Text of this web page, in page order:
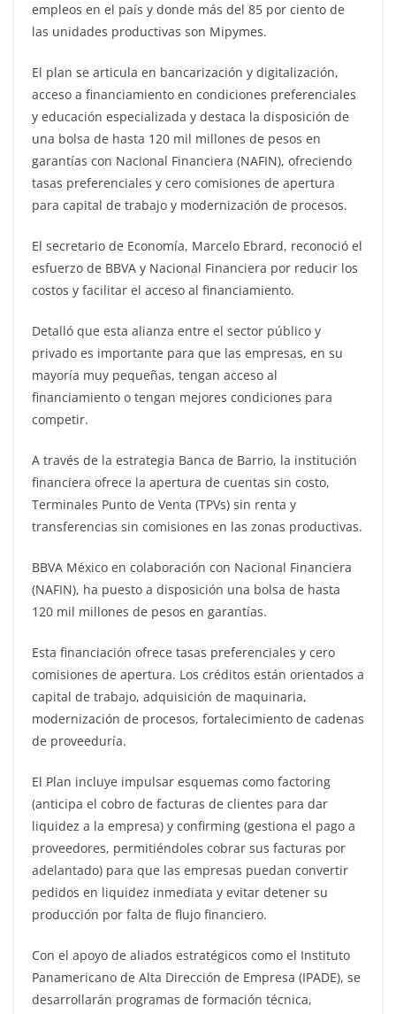
empleos en el país y donde más del 85 por ciento de
las unidades productivas son Mipymes.
El plan se articula en bancarización y digitalización,
acceso a financiamiento en condiciones preferenciales
y educación especializada y destaca la disposición de
una bolsa de hasta 120 mil millones de pesos en
garantías con Nacional Financiera (NAFIN), ofreciendo
tasas preferenciales y cero comisiones de apertura
para capital de trabajo y modernización de procesos.
El secretario de Economía, Marcelo Ebrard, reconoció el
esfuerzo de BBVA y Nacional Financiera por reducir los
costos y facilitar el acceso al financiamiento.
Detalló que esta alianza entre el sector público y
privado es importante para que las empresas, en su
mayoría muy pequeñas, tengan acceso al
financiamiento o tengan mejores condiciones para
competir.
A través de la estrategia Banca de Barrio, la institución
financiera ofrece la apertura de cuentas sin costo,
Terminales Punto de Venta (TPVs) sin renta y
transferencias sin comisiones en las zonas productivas.
BBVA México en colaboración con Nacional Financiera
(NAFIN), ha puesto a disposición una bolsa de hasta
120 mil millones de pesos en garantías.
Esta financiación ofrece tasas preferenciales y cero
comisiones de apertura. Los créditos están orientados a
capital de trabajo, adquisición de maquinaria,
modernización de procesos, fortalecimiento de cadenas
de proveeduría.
El Plan incluye impulsar esquemas como factoring
(anticipa el cobro de facturas de clientes para dar
liquidez a la empresa) y confirming (gestiona el pago a
proveedores, permitiéndoles cobrar sus facturas por
adelantado) para que las empresas puedan convertir
pedidos en liquidez inmediata y evitar detener su
producción por falta de flujo financiero.
Con el apoyo de aliados estratégicos como el Instituto
Panamericano de Alta Dirección de Empresa (IPADE), se
desarrollarán programas de formación técnica,